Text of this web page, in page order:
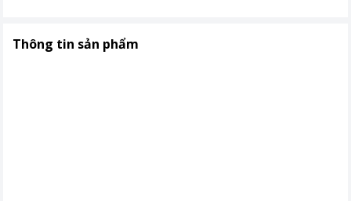
Thông tin sản phẩm